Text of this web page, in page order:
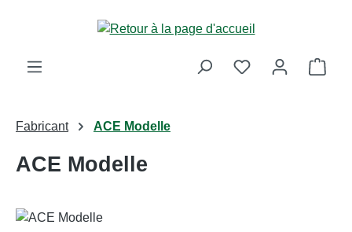
Passer au contenu principal
Le
Fabricant ACE Modelle
ACE Modelle